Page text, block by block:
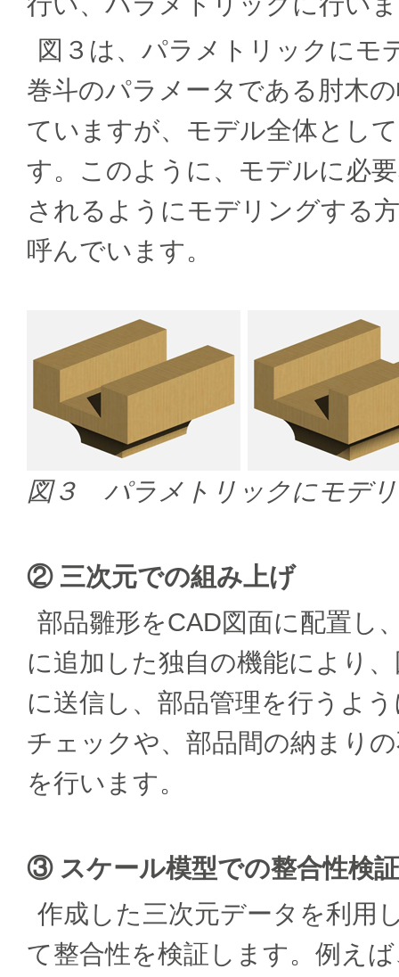
図３は、パラメトリックにモ
巻斗のパラメータである肘木
ていますが、モデル全体とし
す。このように、モデルに必
されるようにモデリングする
呼んでいます。
図３ パラメトリックにモデ
② 三次元での組み上げ
部品雛形をCAD図面に配置し
に追加した独自の機能により
に送信し、部品管理を行うよ
チェックや、部品間の納まり
を行います。
③ スケール模型での整合性検証
作成した三次元データを利用
て整合性を検証します。例え